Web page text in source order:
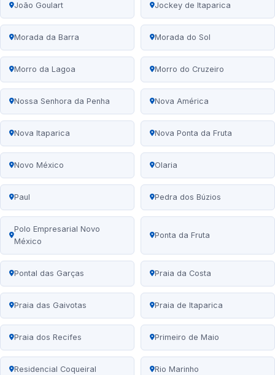
João Goulart Jockey de Itaparica
Morada da Barra Morada do Sol
Morro da Lagoa Morro do Cruzeiro
Nossa Senhora da Penha Nova América
Nova Itaparica Nova Ponta da Fruta
Novo México Olaria
Paul Pedra dos Búzios
Polo Empresarial Novo
México
Ponta da Fruta
Pontal das Garças Praia da Costa
Praia das Gaivotas Praia de Itaparica
Praia dos Recifes Primeiro de Maio
Residencial Coqueiral Rio Marinho